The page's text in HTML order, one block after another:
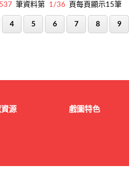
537 筆資料第 1/36 頁每頁顯示15筆
4 5 6 7 8 9
源 戲圖特色